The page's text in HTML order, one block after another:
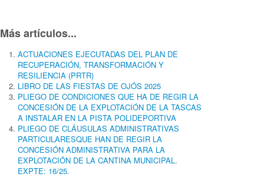
Más artículos...
ACTUACIONES EJECUTADAS DEL PLAN DE
RECUPERACIÓN, TRANSFORMACIÓN Y
RESILIENCIA (PRTR)
LIBRO DE LAS FIESTAS DE OJÓS 2025
PLIEGO DE CONDICIONES QUE HA DE REGIR LA
CONCESIÓN DE LA EXPLOTACIÓN DE LA TASCAS
A INSTALAR EN LA PISTA POLIDEPORTIVA
PLIEGO DE CLÁUSULAS ADMINISTRATIVAS
PARTICULARESQUE HAN DE REGIR LA
CONCESIÓN ADMINISTRATIVA PARA LA
EXPLOTACIÓN DE LA CANTINA MUNICIPAL.
EXPTE: 16/25.